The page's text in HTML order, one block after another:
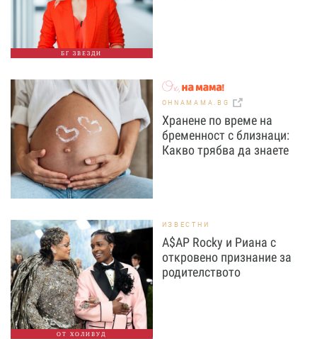
БГ ЗВЕЗДИ
OHNAMAMA.BG
Хранене по време на
бременност с близнаци:
Какво трябва да знаете
ОТ ХОЛИВУД
ИЗВЕСТНИ
A$AP Rocky и Риана с
откровено признание за
родителството